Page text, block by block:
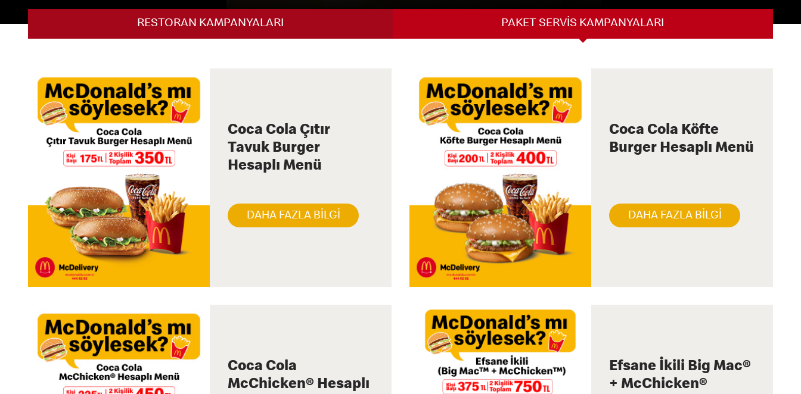
RESTORAN KAMPANYALARI PAKET SERVİS KAMPANYALARI
Coca Cola Çıtır
Tavuk Burger
Hesaplı Menü
DAHA FAZLA BİLGİ
Coca Cola Köfte
Burger Hesaplı Menü
DAHA FAZLA BİLGİ
Coca Cola
McChicken® Hesaplı
Efsane İkili Big Mac®
+ McChicken®